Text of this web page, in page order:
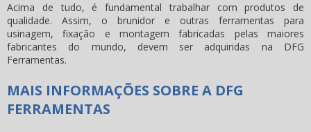
Acima de tudo, é fundamental trabalhar com produtos de
qualidade. Assim, o brunidor e outras ferramentas para
usinagem, fixação e montagem fabricadas pelas maiores
fabricantes do mundo, devem ser adquiridas na DFG
Ferramentas.
MAIS INFORMAÇÕES SOBRE A DFG
FERRAMENTAS